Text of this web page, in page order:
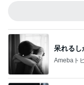
呆れる
Amebaト